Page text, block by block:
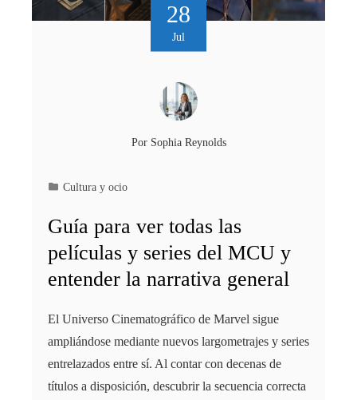
28
Jul
Por Sophia Reynolds
Cultura y ocio
Guía para ver todas las
películas y series del MCU y
entender la narrativa general
El Universo Cinematográfico de Marvel sigue
ampliándose mediante nuevos largometrajes y series
entrelazados entre sí. Al contar con decenas de
títulos a disposición, descubrir la secuencia correcta